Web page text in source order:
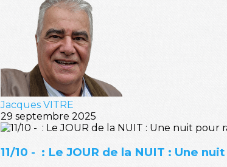
Jacques VITRE
29 septembre 2025
11/10 - : Le JOUR de la NUIT : Une